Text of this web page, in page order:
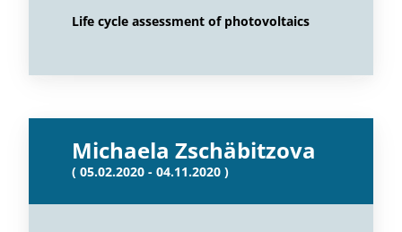
Life cycle assessment of photovoltaics
Michaela Zschäbitzova
( 05.02.2020 - 04.11.2020 )